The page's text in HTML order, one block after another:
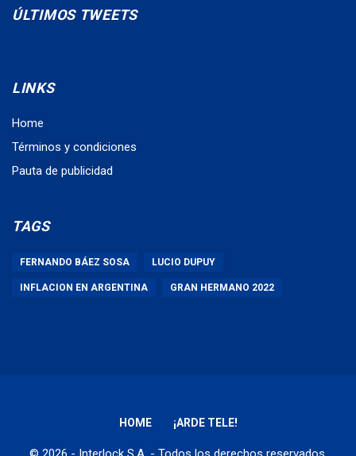
ÚLTIMOS TWEETS
LINKS
Home
Términos y condiciones
Pauta de publicidad
TAGS
FERNANDO BÁEZ SOSA LUCIO DUPUY
INFLACION EN ARGENTINA GRAN HERMANO 2022
HOME ¡ARDE TELE!